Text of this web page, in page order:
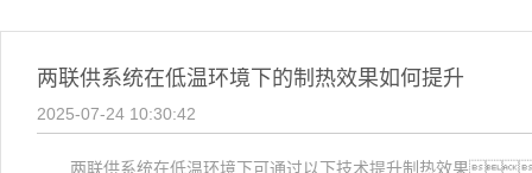
两联供系统在低温环境下的制热效果如何提升
2025-07-24 10:30:42
两联供系统在低温环境下可通过以下技术提升制热效果